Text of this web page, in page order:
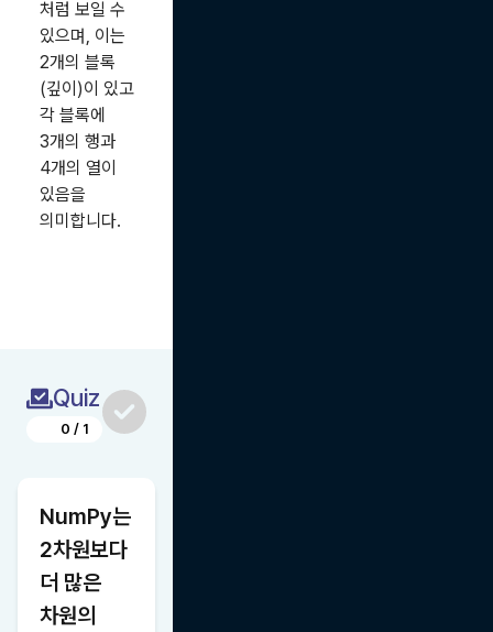
처럼 보일 수
있으며, 이는
2개의 블록
(깊이)이 있고
각 블록에
3개의 행과
4개의 열이
있음을
의미합니다.
Quiz
0 / 1
NumPy는
2차원보다
더 많은
차원의